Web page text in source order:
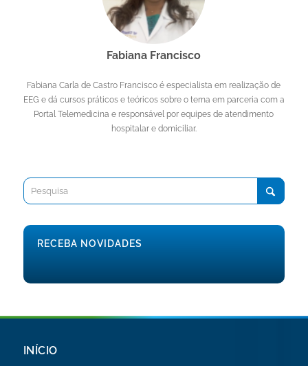
Fabiana Francisco
Fabiana Carla de Castro Francisco é especialista em realização de
EEG e dá cursos práticos e teóricos sobre o tema em parceria com a
Portal Telemedicina e responsável por equipes de atendimento
hospitalar e domiciliar.
RECEBA NOVIDADES
INÍCIO